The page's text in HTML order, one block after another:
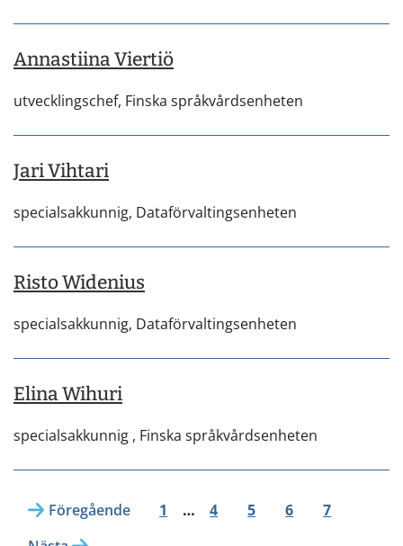
Annastiina Viertiö
utvecklingschef, Finska språkvårdsenheten
Jari Vihtari
specialsakkunnig, Dataförvaltingsenheten
Risto Widenius
specialsakkunnig, Dataförvaltingsenheten
Elina Wihuri
specialsakkunnig , Finska språkvårdsenheten
Föregående 1 … 4 5 6
7